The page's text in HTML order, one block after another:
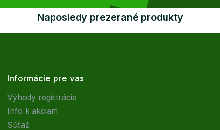
Naposledy prezerané produkty
Informácie pre vas
Výhody registrácie
Info k akciam
Súťaž